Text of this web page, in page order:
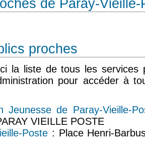
de Paray-Vieille-
proches
la liste de tous les services
pour accéder à
Jeunesse de Paray-Vieille-
VIEILLE POSTE
Poste : Place Henri-